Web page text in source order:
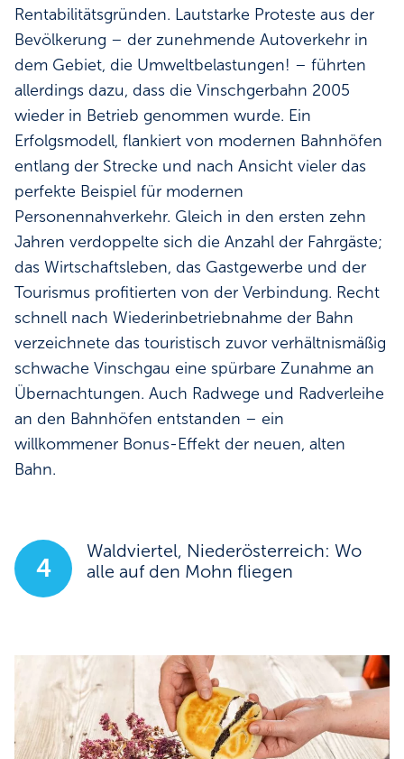
Rentabilitätsgründen. Lautstarke Proteste aus der
Bevölkerung – der zunehmende Autoverkehr in
dem Gebiet, die Umweltbelastungen! – führten
allerdings dazu, dass die Vinschgerbahn 2005
wieder in Betrieb genommen wurde. Ein
Erfolgsmodell, flankiert von modernen Bahnhöfen
entlang der Strecke und nach Ansicht vieler das
perfekte Beispiel für modernen
Personennahverkehr. Gleich in den ersten zehn
Jahren verdoppelte sich die Anzahl der Fahrgäste;
das Wirtschaftsleben, das Gastgewerbe und der
Tourismus profitierten von der Verbindung. Recht
schnell nach Wiederinbetriebnahme der Bahn
verzeichnete das touristisch zuvor verhältnismäßig
schwache Vinschgau eine spürbare Zunahme an
Übernachtungen. Auch Radwege und Radverleihe
an den Bahnhöfen entstanden – ein
willkommener Bonus-Effekt der neuen, alten
Bahn.
4
Waldviertel, Niederösterreich: Wo
alle auf den Mohn fliegen